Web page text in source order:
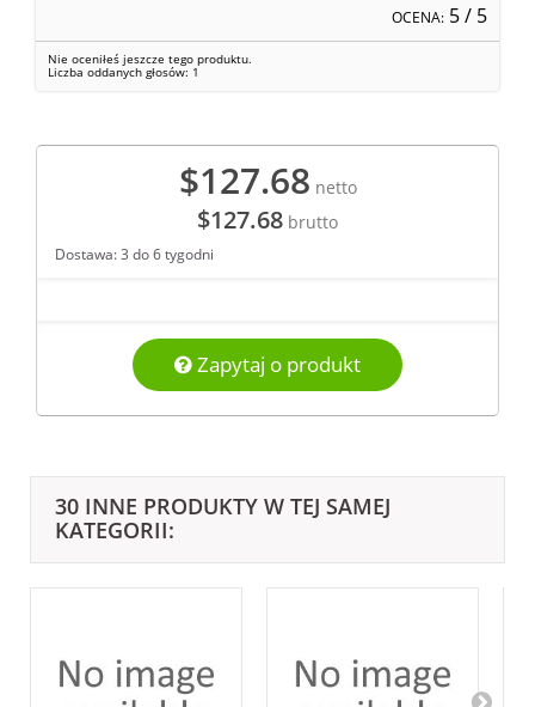
OCENA: 5/ 5
Nie oceniłeś jeszcze tego produktu.
Liczba oddanych głosów: 1
$127.68 netto
$127.68 brutto
Dostawa: 3 do 6 tygodni
Zapytaj o produkt
30 INNE PRODUKTY W TEJ SAMEJ
KATEGORII: